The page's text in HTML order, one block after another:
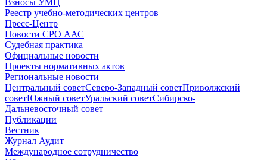
Взносы УМЦ
Реестр учебно-методических центров
Пресс-Центр
Новости СРО ААС
Судебная практика
Официальные новости
Проекты нормативных актов
Региональные новости
Центральный советСеверо-Западный советПриволжский
советЮжный советУральский советСибирско-
Дальневосточный совет
Публикации
Вестник
Журнал Аудит
Международное сотрудничество